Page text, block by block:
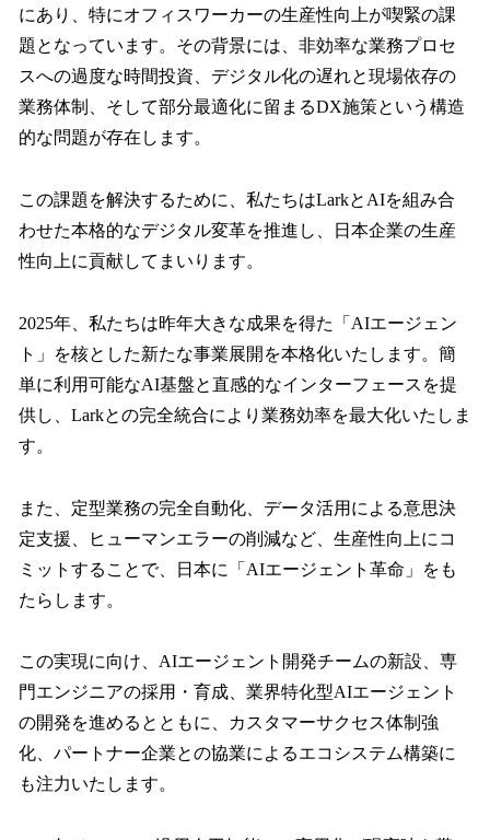
にあり、特にオフィスワーカーの生産性向上が喫緊の課
題となっています。その背景には、非効率な業務プロセ
スへの過度な時間投資、デジタル化の遅れと現場依存の
業務体制、そして部分最適化に留まるDX施策という構造
的な問題が存在します。
この課題を解決するために、私たちはLarkとAIを組み合
わせた本格的なデジタル変革を推進し、日本企業の生産
性向上に貢献してまいります。
2025年、私たちは昨年大きな成果を得た「AIエージェン
ト」を核とした新たな事業展開を本格化いたします。簡
単に利用可能なAI基盤と直感的なインターフェースを提
供し、Larkとの完全統合により業務効率を最大化いたしま
す。
また、定型業務の完全自動化、データ活用による意思決
定支援、ヒューマンエラーの削減など、生産性向上にコ
ミットすることで、日本に「AIエージェント革命」をも
たらします。
この実現に向け、AIエージェント開発チームの新設、専
門エンジニアの採用・育成、業界特化型AIエージェント
の開発を進めるとともに、カスタマーサクセス体制強
化、パートナー企業との協業によるエコシステム構築に
も注力いたします。